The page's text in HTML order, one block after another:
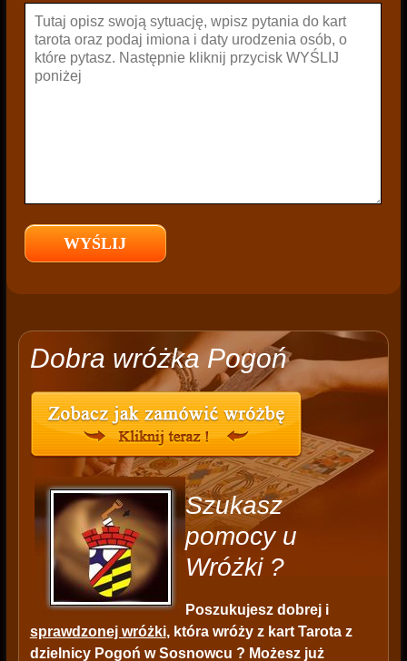
Dobra wróżka Pogoń
Szukasz
pomocy u
Wróżki ?
Poszukujesz dobrej i
sprawdzonej wróżki, która wróży z kart Tarota z
dzielnicy Pogoń w Sosnowcu ? Możesz już